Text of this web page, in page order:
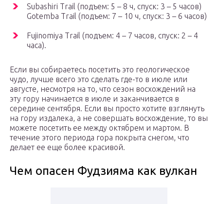
Subashiri Trail (подъем: 5 – 8 ч, спуск: 3 – 5 часов)
Gotemba Trail (подъем: 7 – 10 ч, спуск: 3 – 6 часов)
Fujinomiya Trail (подъем: 4 – 7 часов, спуск: 2 – 4
часа).
Если вы собираетесь посетить это геологическое
чудо, лучше всего это сделать где-то в июле или
августе, несмотря на то, что сезон восхождений на
эту гору начинается в июле и заканчивается в
середине сентября. Если вы просто хотите взглянуть
на гору издалека, а не совершать восхождение, то вы
можете посетить ее между октябрем и мартом. В
течение этого периода гора покрыта снегом, что
делает ее еще более красивой.
Чем опасен Фудзияма как вулкан